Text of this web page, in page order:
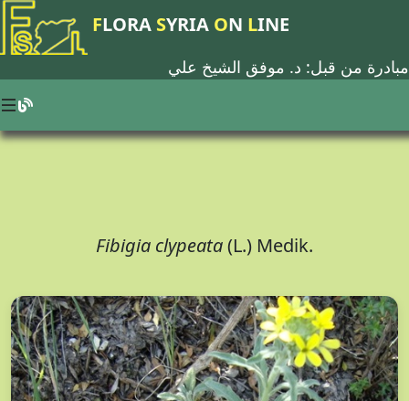
FLORA SYRIA ON LINE
مبادرة من قبل: د. موفق الشيخ علي
Fibigia clypeata(L.) Medik.